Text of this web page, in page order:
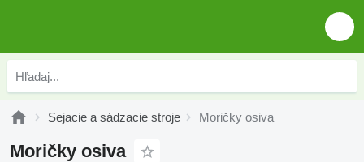
Sejacie a sádzacie stroje Moričky osiva
Moričky osiva